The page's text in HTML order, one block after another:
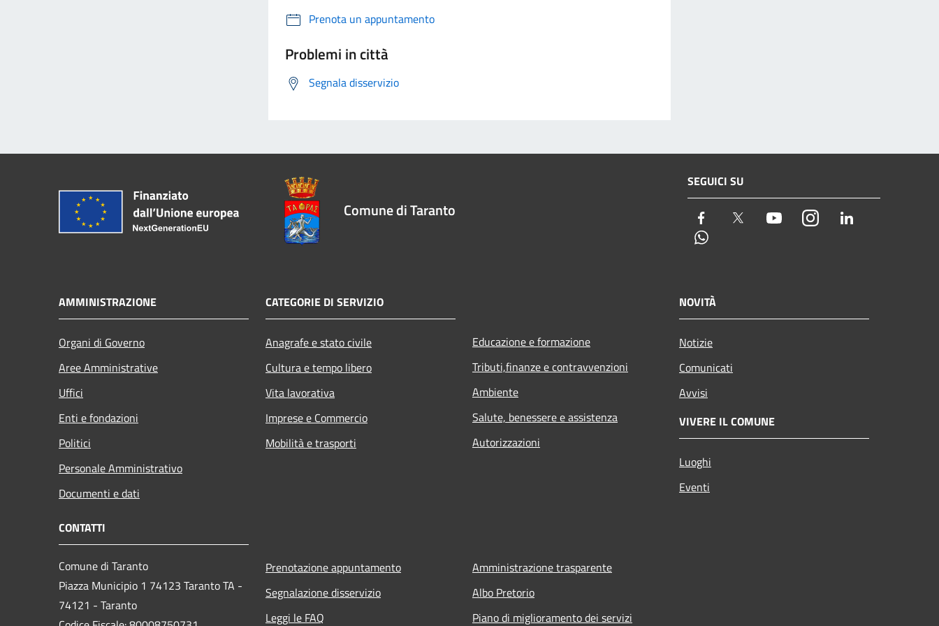
Prenota un appuntamento
Problemi in città
Segnala disservizio
Comune di Taranto
SEGUICI SU
Facebook Twitter YoutubeInstagram
AMMINISTRAZIONE
Organi di Governo
Aree Amministrative
Uffici
Enti e fondazioni
Politici
Personale Amministrativo
Documenti e dati
CATEGORIE DI SERVIZIO
Anagrafe e stato civile
Cultura e tempo libero
Vita lavorativa
Imprese e Commercio
Mobilità e trasporti
Educazione e formazione
Tributi,finanze e contravvenzioni
Ambiente
Salute, benessere e assistenza
Autorizzazioni
NOVITÀ
Notizie
Comunicati
Avvisi
VIVERE IL COMUNE
Luoghi
Eventi
CONTATTI
Comune di Taranto
Piazza Municipio 1 74123 Taranto TA -
74121 - Taranto
Prenotazione appuntamento
Segnalazione disservizio
Leggi le FAQ
Amministrazione trasparente
Albo Pretorio
Piano di miglioramento dei servizi